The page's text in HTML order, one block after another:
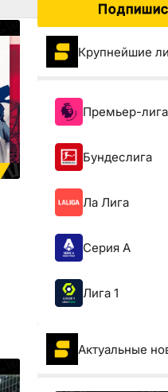
Крупнейшие
Премьер-лига
Бундеслига
Ла Лига
Серия А
Лига 1
Актуальные